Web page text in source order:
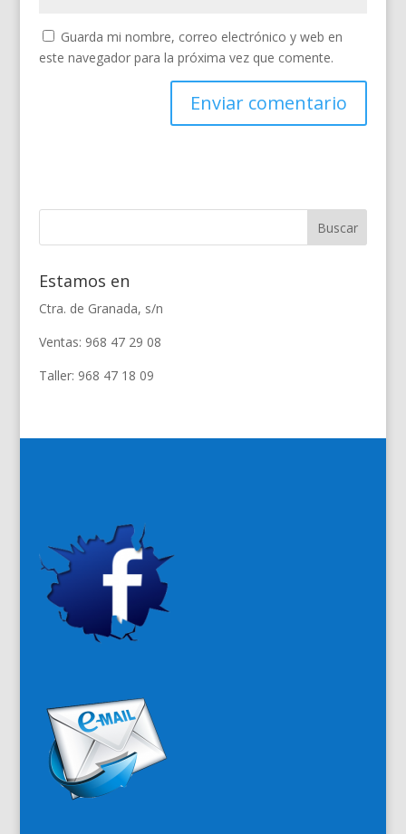
Guarda mi nombre, correo electrónico y web en
este navegador para la próxima vez que comente.
Estamos en
Ctra. de Granada, s/n
Ventas: 968 47 29 08
Taller: 968 47 18 09